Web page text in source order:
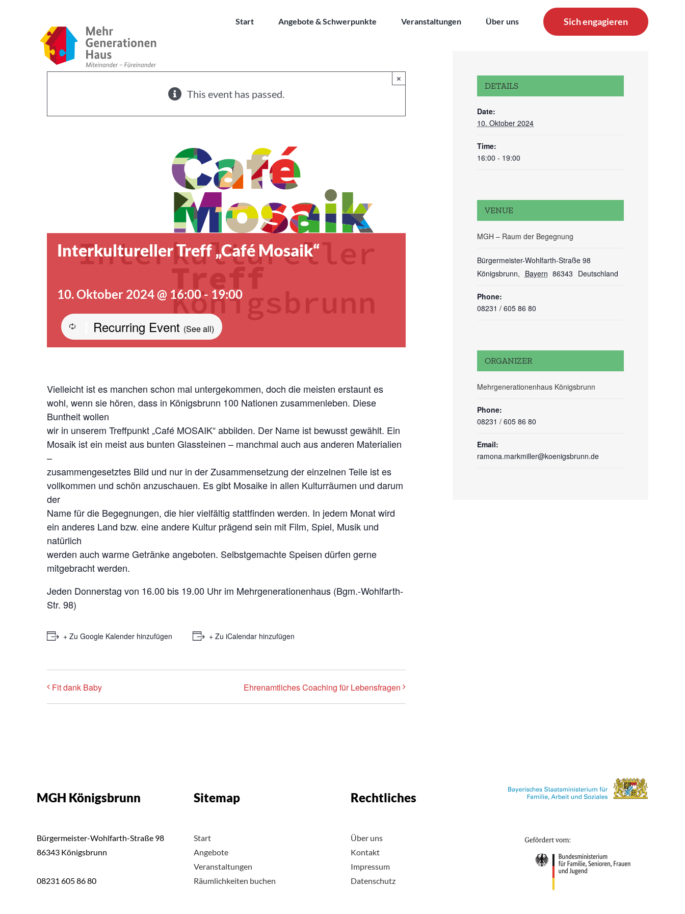
Start Angebote & Schwerpunkte Veranstaltungen Über uns Sich engagieren
×
This event has passed.
Interkultureller Treff „Café Mosaik“
10. Oktober 2024 @ 16:00- 19:00
Recurring Event (See all)
Vielleicht ist es manchen schon mal untergekommen, doch die meisten erstaunt es
wohl, wenn sie hören, dass in Königsbrunn 100 Nationen zusammenleben. Diese
Buntheit wollen
wir in unserem Treffpunkt „Café MOSAIK“ abbilden. Der Name ist bewusst gewählt. Ein
Mosaik ist ein meist aus bunten Glassteinen – manchmal auch aus anderen Materialien
–
zusammengesetztes Bild und nur in der Zusammensetzung der einzelnen Teile ist es
vollkommen und schön anzuschauen. Es gibt Mosaike in allen Kulturräumen und darum
der
Name für die Begegnungen, die hier vielfältig stattfinden werden. In jedem Monat wird
ein anderes Land bzw. eine andere Kultur prägend sein mit Film, Spiel, Musik und
natürlich
werden auch warme Getränke angeboten. Selbstgemachte Speisen dürfen gerne
mitgebracht werden.
Jeden Donnerstag von 16.00 bis 19.00 Uhr im Mehrgenerationenhaus (Bgm.-Wohlfarth-
Str. 98)
+ Zu Google Kalender hinzufügen + Zu iCalendar hinzufügen
Fit dank Baby Ehrenamtliches Coaching für Lebensfragen
DETAILS
Date:
10. Oktober 2024
Time:
16:00 - 19:00
VENUE
MGH – Raum der Begegnung
Bürgermeister-Wohlfarth-Straße 98
Königsbrunn, Bayern 86343 Deutschland
Phone:
08231 / 605 86 80
ORGANIZER
Mehrgenerationenhaus Königsbrunn
Phone:
08231 / 605 86 80
Email:
ramona.markmiller@koenigsbrunn.de
MGH Königsbrunn
Bürgermeister-Wohlfarth-Straße 98
86343 Königsbrunn
08231 605 86 80
Sitemap
Start
Angebote
Veranstaltungen
Räumlichkeiten buchen
Rechtliches
Über uns
Kontakt
Impressum
Datenschutz